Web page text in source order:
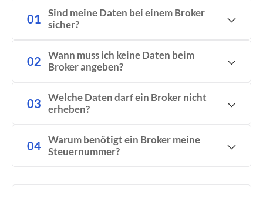
Sind meine Daten bei einem Broker
sicher?
Wann muss ich keine Daten beim
Broker angeben?
Welche Daten darf ein Broker nicht
erheben?
Warum benötigt ein Broker meine
Steuernummer?